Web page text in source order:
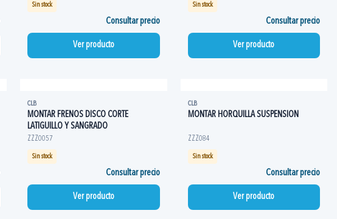
Sin stock
Consultar precio
Ver producto
Sin stock
Consultar precio
Ver producto
CLB
MONTAR FRENOS DISCO CORTE
LATIGUILLO Y SANGRADO
ZZZ0057
Sin stock
Consultar precio
Ver producto
CLB
MONTAR HORQUILLA SUSPENSION
ZZZ084
Sin stock
Consultar precio
Ver producto